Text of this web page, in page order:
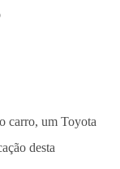
carro, um Toyota
desta